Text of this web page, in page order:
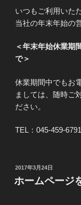
いつもご利用いた
当社の年末年始の
＜年末年始休業期
で＞
休業期間中でもお
ましては、随時ご
ださい。
TEL：045-459-
投
稿
日:
2017年3月24日
ホームページ